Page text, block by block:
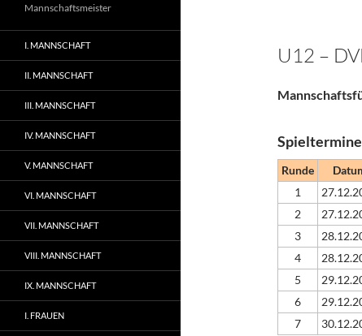
U12 –
Runde
1
2
3
4
5
6
7
Mannschaftsmeister
I. MANNSCHAFT
II. MANNSCHAFT
III. MANNSCHAFT
IV. MANNSCHAFT
V. MANNSCHAFT
VI. MANNSCHAFT
VII. MANNSCHAFT
VIII. MANNSCHAFT
IX. MANNSCHAFT
I. FRAUEN